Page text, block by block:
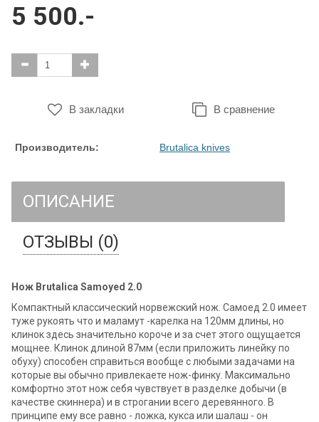
5 500.-
В закладки В сравнение
Производитель: Brutalica knives
ОПИСАНИЕ
ОТЗЫВЫ (0)
Нож Brutalica Samoyed 2.0
Компактный классический норвежский нож. Самоед 2.0 имеет
туже рукоять что и маламут -карелка на 120мм длины, но
клинок здесь значительно короче и за счет этого ощущается
мощнее. Клинок длиной 87мм (если приложить линейку по
обуху) способен справиться вообще с любыми задачами на
которые вы обычно привлекаете нож-финку. Максимально
комфортно этот нож себя чувствует в разделке добычи (в
качестве скиннера) и в строгании всего деревянного. В
принципе ему все равно - ложка, кукса или шалаш - он